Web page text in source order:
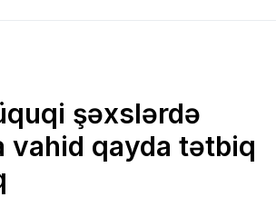
şəxslərdə
vahid qayda tətbiq